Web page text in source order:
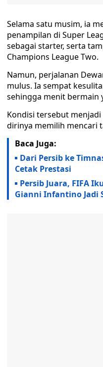
Selama satu musim, ia
penampilan di Super
sebagai starter, serta
Champions League Two.
Namun, perjalanan
mulus. Ia sempat
sehingga menit bermain
Kondisi tersebut
dirinya memilih mencari
Baca Juga:
Dari Persib ke
Cetak Prestasi
Persib Juara, FIFA
Gianni Infantino Jadi